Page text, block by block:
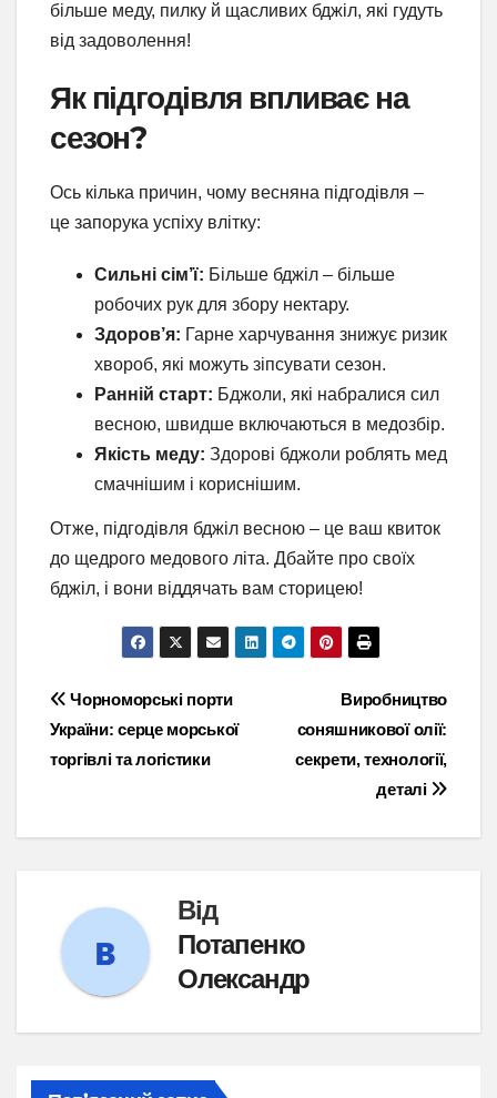
більше меду, пилку й щасливих бджіл, які гудуть
від задоволення!
Як підгодівля впливає на
сезон?
Ось кілька причин, чому весняна підгодівля –
це запорука успіху влітку:
Сильні сім’ї: Більше бджіл – більше
робочих рук для збору нектару.
Здоров’я: Гарне харчування знижує ризик
хвороб, які можуть зіпсувати сезон.
Ранній старт: Бджоли, які набралися сил
весною, швидше включаються в медозбір.
Якість меду: Здорові бджоли роблять мед
смачнішим і кориснішим.
Отже, підгодівля бджіл весною – це ваш квиток
до щедрого медового літа. Дбайте про своїх
бджіл, і вони віддячать вам сторицею!
Навігація
записів
Виробництво
соняшникової олії:
секрети, технології,
деталі
Чорноморські порти
України: серце морської
торгівлі та логістики
Від
Потапенко
Олександр